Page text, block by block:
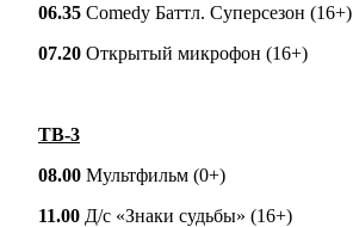
06.35 Comedy Баттл. Суперсезон (16+)
07.20 Открытый микрофон (16+)
ТВ-3
08.00 Мультфильм (0+)
11.00 Д/с «Знаки судьбы» (16+)